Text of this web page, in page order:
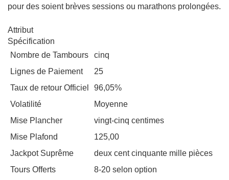
pour des soient brèves sessions ou marathons prolongées.
Attribut
Spécification
Nombre de Tambours
cinq
Lignes de Paiement
25
Taux de retour Officiel
96,05%
Volatilité
Moyenne
Mise Plancher
vingt-cinq centimes
Mise Plafond
125,00
Jackpot Suprême
deux cent cinquante mille pièces
Tours Offerts
8-20 selon option